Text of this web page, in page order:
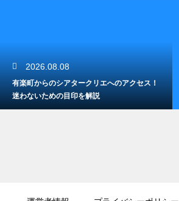
2026.08.08
有楽町からのシアタークリエへのアクセス！
迷わないための目印を解説